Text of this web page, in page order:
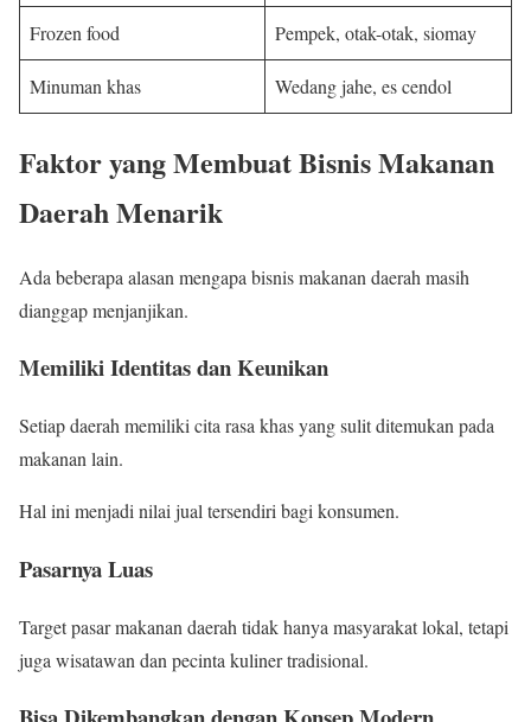
Frozen food Pempek, otak-otak, siomay
Minuman khas Wedang jahe, es cendol
Faktor yang Membuat Bisnis Makanan
Daerah Menarik
Ada beberapa alasan mengapa bisnis makanan daerah masih
dianggap menjanjikan.
Memiliki Identitas dan Keunikan
Setiap daerah memiliki cita rasa khas yang sulit ditemukan pada
makanan lain.
Hal ini menjadi nilai jual tersendiri bagi konsumen.
Pasarnya Luas
Target pasar makanan daerah tidak hanya masyarakat lokal, tetapi
juga wisatawan dan pecinta kuliner tradisional.